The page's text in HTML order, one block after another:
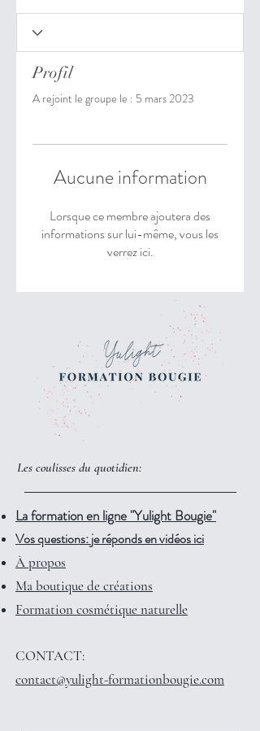
Profil
A rejoint le groupe le : 5 mars 2023
Aucune information
Lorsque ce membre ajoutera des
informations sur lui-même, vous les
verrez ici.
Les coulisses du quotidien:
La formation en ligne "Yulight Bougie"
Vos questions: je réponds en vidéos ici
À propos
Ma boutique de créations
Formation cosmétique naturelle
CONTACT:
contact@yulight-formationbougie.com